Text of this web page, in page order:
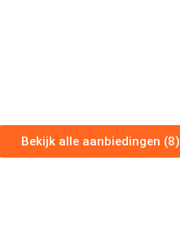
Bekijk alle aanbiedingen (8)